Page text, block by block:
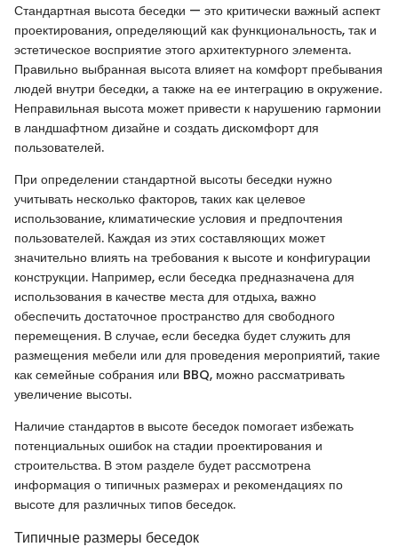
Стандартная высота беседки — это критически важный аспект
проектирования, определяющий как функциональность, так и
эстетическое восприятие этого архитектурного элемента.
Правильно выбранная высота влияет на комфорт пребывания
людей внутри беседки, а также на ее интеграцию в окружение.
Неправильная высота может привести к нарушению гармонии
в ландшафтном дизайне и создать дискомфорт для
пользователей.
При определении стандартной высоты беседки нужно
учитывать несколько факторов, таких как целевое
использование, климатические условия и предпочтения
пользователей. Каждая из этих составляющих может
значительно влиять на требования к высоте и конфигурации
конструкции. Например, если беседка предназначена для
использования в качестве места для отдыха, важно
обеспечить достаточное пространство для свободного
перемещения. В случае, если беседка будет служить для
размещения мебели или для проведения мероприятий, такие
как семейные собрания или BBQ, можно рассматривать
увеличение высоты.
Наличие стандартов в высоте беседок помогает избежать
потенциальных ошибок на стадии проектирования и
строительства. В этом разделе будет рассмотрена
информация о типичных размерах и рекомендациях по
высоте для различных типов беседок.
Типичные размеры беседок